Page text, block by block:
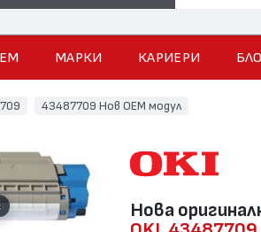
МАРКИ КАРИЕРИ
43487709 Нов ОЕМ модул
Нова